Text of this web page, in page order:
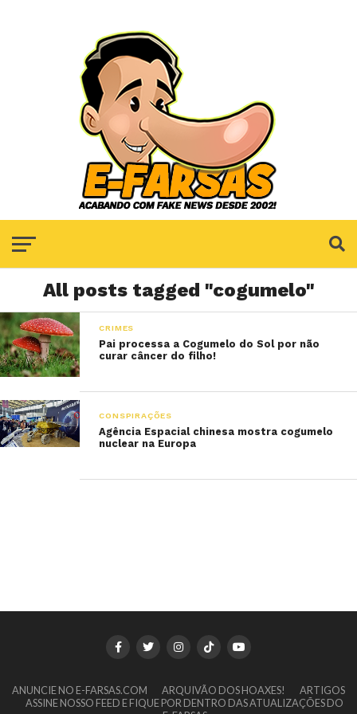
All posts tagged "cogumelo"
CRIMES
Pai processa a Cogumelo do Sol por não
curar câncer do filho!
CONSPIRAÇÕES
Agência Espacial chinesa mostra cogumelo
nuclear na Europa
ANUNCIE NO E-FARSAS.COM ARQUIVÃO DOS HOAXES!
ARTIGOS
ASSINE NOSSO FEED E FIQUE POR DENTRO DAS ATUALIZAÇÕES DO